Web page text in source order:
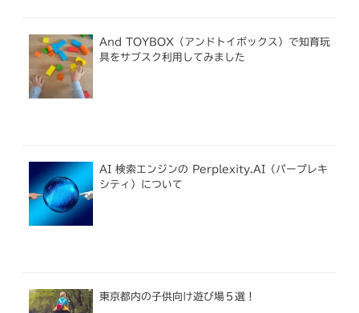
And TOYBOX（アンドトイボックス）で知育玩
具をサブスク利用してみました
AI 検索エンジンの Perplexity.AI（パープレキ
シティ）について
東京都内の子供向け遊び場５選！